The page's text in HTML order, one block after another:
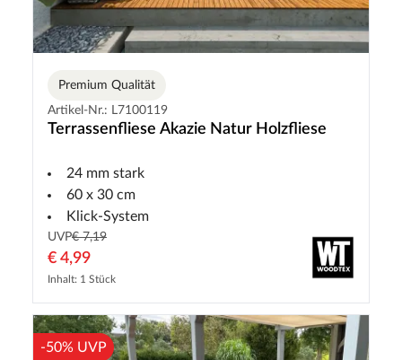
Premium Qualität
Artikel-Nr.: L7100119
Terrassenfliese Akazie Natur Holzfliese
24 mm stark
60 x 30 cm
Klick-System
UVP€ 7,19
€ 4,99
Inhalt: 1 Stück
-50% UVP